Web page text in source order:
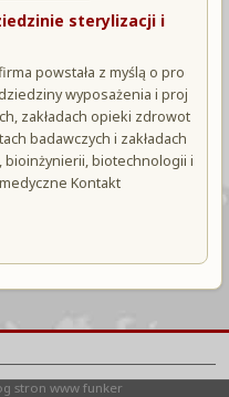
sterylizacji i
powstała z myślą o pro
wyposażenia i proj
zakładach opieki zdrowot
badawczych i zakładach
biotechnologii i
Kontakt
stron www funker